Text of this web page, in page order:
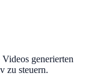
generierten
zu steuern.